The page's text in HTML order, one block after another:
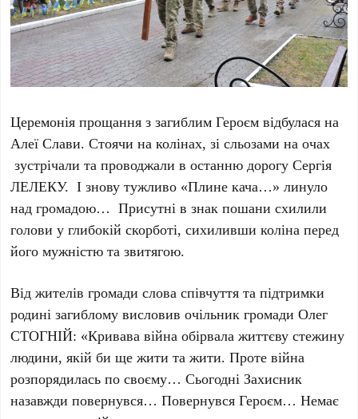
Церемонія прощання з загиблим Героєм відбулася на
Алеї Слави. Сто­ячи на ко­лі­нах, зі сльоза­ми на очах
зус­трі­ча­ли та про­вод­жа­ли в останню до­ро­гу Сергія
ЛЕЛЕКУ. І зно­ву туж­ли­во «Пли­не ка­ча…» ли­ну­ло
над громадою… Присутні в знак пошани схилили
голови у глибокій скорботі, сихиливши коліна перед
його мужністю та звитягою.
Від жителів громади слова співчуття та підтримки
родині загиблому висловив очільник громади Олег
СТОГНІЙ: «Кривава війна обірвала життєву стежину
людини, якій би ще жити та жити. Проте війна
розпорядилась по своєму… Сьогодні Захисник
назавжди повернувся… Повернувся Героєм… Немає